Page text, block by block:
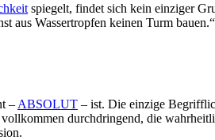
spiegelt, findet sich kein einziger
aus Wassertropfen keinen Turm
– ABSOLUT – ist. Die einzige
durchdringend, die